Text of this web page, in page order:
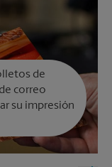
de
correo
su impresión